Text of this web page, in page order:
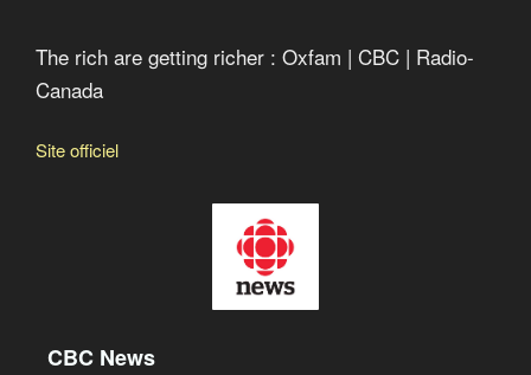
The rich are getting richer : Oxfam | CBC | Radio-
Canada
Site officiel
CBC News